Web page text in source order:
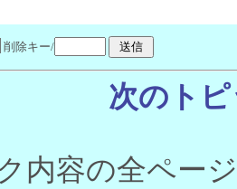
削除キー/
次のト
内容の全ペー